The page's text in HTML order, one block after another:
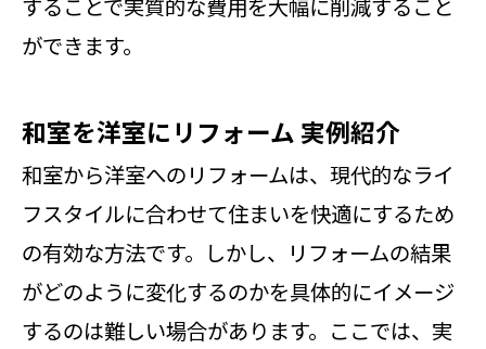
することで実質的な費用を大幅に削減すること
ができます。
和室を洋室にリフォーム 実例紹介
和室から洋室へのリフォームは、現代的なライ
フスタイルに合わせて住まいを快適にするため
の有効な方法です。しかし、リフォームの結果
がどのように変化するのかを具体的にイメージ
するのは難しい場合があります。ここでは、実